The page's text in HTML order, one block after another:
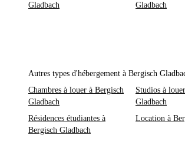
Gladbach
Gladbach
Autres types d'hébergement à Bergisch
Chambres à louer à Bergisch
Gladbach
Studios à
Gladbach
Résidences étudiantes à
Bergisch Gladbach
Location à